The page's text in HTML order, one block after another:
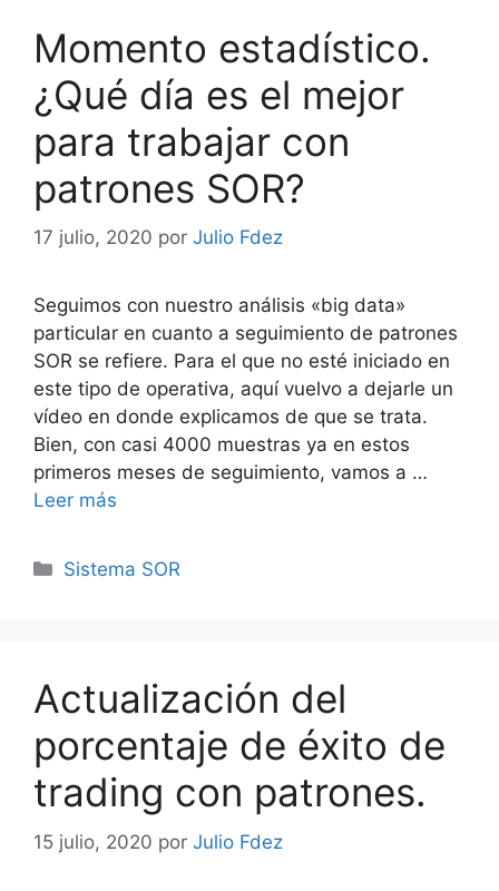
Momento estadístico.
¿Qué día es el mejor
para trabajar con
patrones SOR?
17 julio, 2020 por Julio Fdez
Seguimos con nuestro análisis «big data»
particular en cuanto a seguimiento de patrones
SOR se refiere. Para el que no esté iniciado en
este tipo de operativa, aquí vuelvo a dejarle un
vídeo en donde explicamos de que se trata.
Bien, con casi 4000 muestras ya en estos
primeros meses de seguimiento, vamos a …
Leer más
Categorías
Sistema SOR
Actualización del
porcentaje de éxito de
trading con patrones.
15 julio, 2020 por Julio Fdez